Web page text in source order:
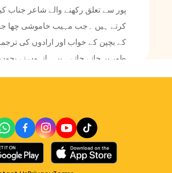
پور سے تعلق رکھنے والے شاعر
کرتے ہیں ۔جب مہیب خاموشی چھا
کے بچپن کے خواب اور ارادوں کی
طور پر جانے جاتے ہیں۔ انہوں نے